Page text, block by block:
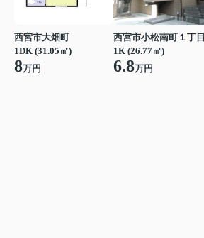
西宮市大畑町
1DK (31.05㎡)
8万円
西宮市小松南町１丁目
1K (26.77㎡)
6.8万円